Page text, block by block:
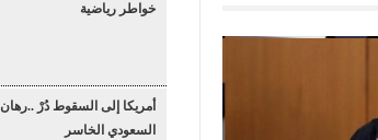
خواطر رياضية
أمريكا إلى السقوط دُرْ ..رهان
السعودي الخاسر